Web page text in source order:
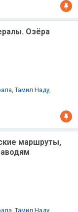
Озёра
Тамил Наду,
маршруты,
Тамил Наду,